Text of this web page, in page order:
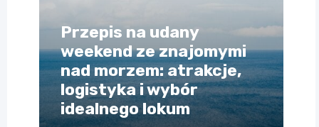
Przepis na udany
weekend ze znajomymi
nad morzem: atrakcje,
logistyka i wybór
idealnego lokum